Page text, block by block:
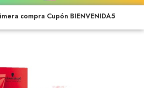
compra Cupón BIENVENIDA5